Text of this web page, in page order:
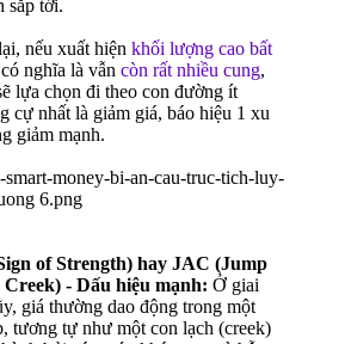
sắp tới.
nếu xuất hiện khối lượng cao bất
nghĩa là vẫn còn rất nhiều cung,
lựa chọn đi theo con đường ít
cự nhất là giảm giá, báo hiệu 1 xu
giảm mạnh.
of Strength) hay JAC (Jump
Creek) - Dấu hiệu mạnh: Ở giai
giá thường dao động trong một
tương tự như một con lạch (creek)